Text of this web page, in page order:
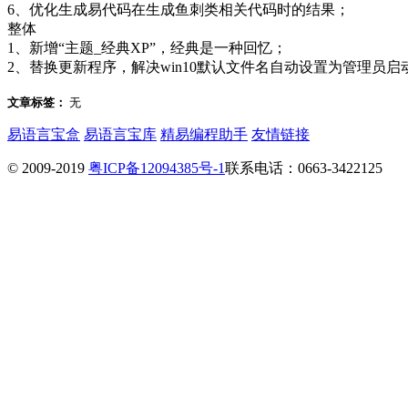
6、优化生成易代码在生成鱼刺类相关代码时的结果；
整体
1、新增“主题_经典XP”，经典是一种回忆；
2、替换更新程序，解决win10默认文件名自动设置为管理员启
文章标签： 无
易语言宝盒 易语言宝库 精易编程助手 友情链接
© 2009-2019 粤ICP备12094385号-1联系电话：0663-3422125